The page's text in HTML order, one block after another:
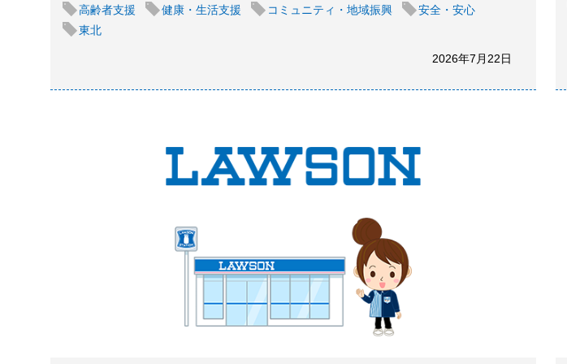
高齢者支援 健康・生活支援 コミュニティ・地域振興
安全・安心
東北
2026年7月22日